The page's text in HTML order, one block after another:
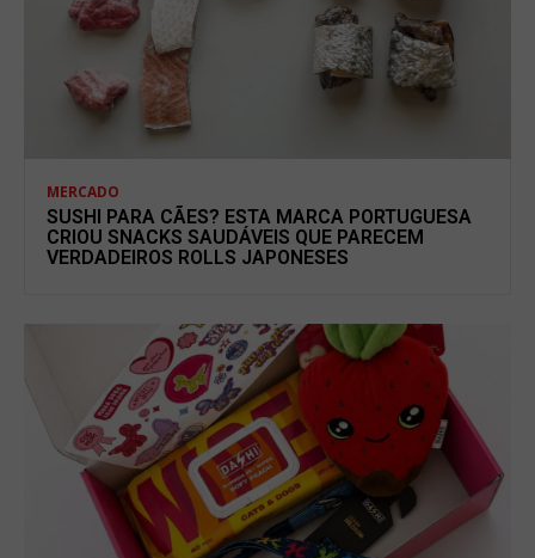
MERCADO
SUSHI PARA CÃES? ESTA MARCA PORTUGUESA
CRIOU SNACKS SAUDÁVEIS QUE PARECEM
VERDADEIROS ROLLS JAPONESES